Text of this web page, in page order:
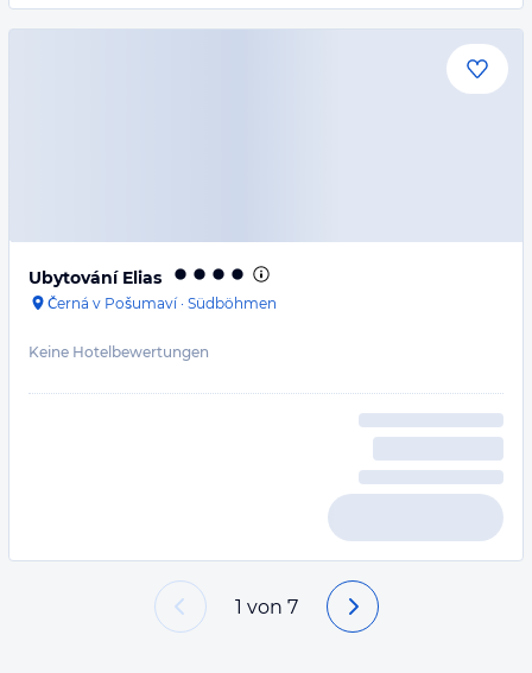
Ubytování Elias
Černá v Pošumaví· Südböhmen
Keine Hotelbewertungen
1 von 7